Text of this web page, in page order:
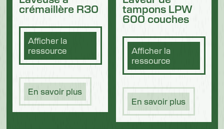
crémaillère R30
Afficher la
ressource
En savoir plus
tampons LPW
600 couches
Afficher la
ressource
En savoir plus